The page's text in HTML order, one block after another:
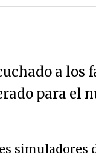
a los
para el
simuladores